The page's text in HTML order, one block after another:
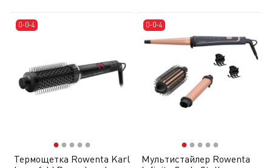
0-0-4
●● ● ● ●
Термощетка Rowenta Karl
0-0-4
●● ● ● ●
Мультистайлер Rowenta